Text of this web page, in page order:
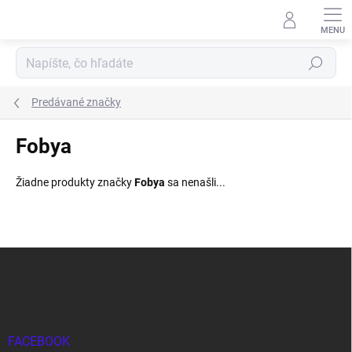
Hľadať
Predávané značky
Fobya
Žiadne produkty značkyFobya sa nenašli...
FACEBOOK